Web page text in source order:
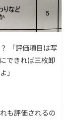
「評価項目は写
できれば三枚卸
」
も評価されるの